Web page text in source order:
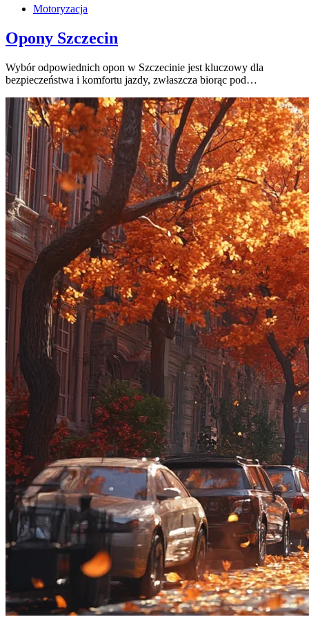
Motoryzacja
Opony Szczecin
Wybór odpowiednich opon w Szczecinie jest kluczowy dla
bezpieczeństwa i komfortu jazdy, zwłaszcza biorąc pod…